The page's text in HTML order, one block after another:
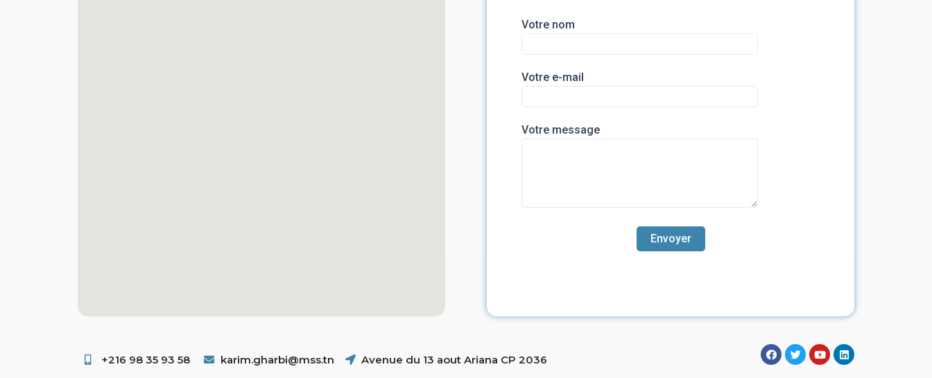
Votre nom
Votre e-mail
Votre message
+216 98 35 93 58 ​ karim.gharbi@mss.tn Avenue du 13 aout Ariana CP 2036